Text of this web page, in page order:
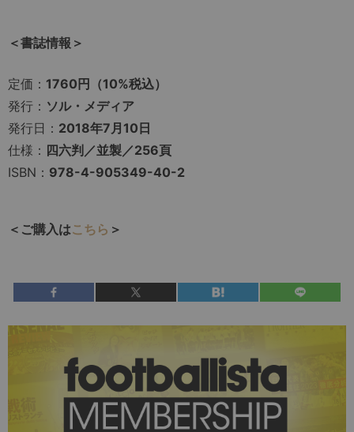
＜書誌情報＞
定価： 1760円（10%税込）
発行： ソル・メディア
発行日： 2018年7月10日
仕様： 四六判／並製／256頁
ISBN： 978-4-905349-40-2
＜ご購入はこちら ＞